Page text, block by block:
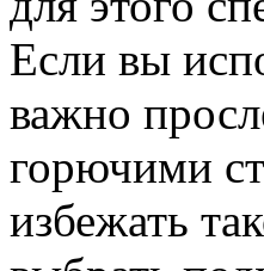
Если вы
важно
горючими
избежать